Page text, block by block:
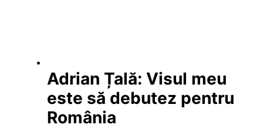
Adrian Țală: Visul meu
este să debutez pentru
România